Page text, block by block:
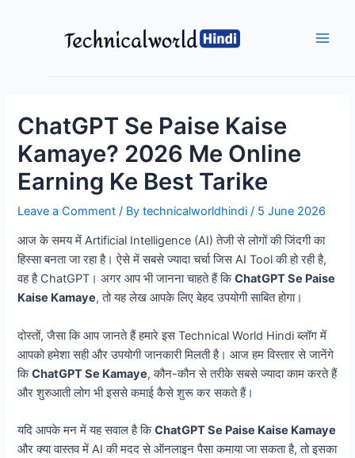
ChatGPT Se Paise Kaise
Kamaye? 2026 Me Online
Earning Ke Best Tarike
Leave a Comment / Bytechnicalworldhindi/ 5 June 2026
आज के समय में Artificial Intelligence (AI) तेजी से लोगों की जिंदगी का
हिस्सा बनता जा रहा है। ऐसे में सबसे ज्यादा चर्चा जिस AI Tool की हो रही है,
वह है ChatGPT। अगर आप भी जानना चाहते हैं किChatGPT Se Paise
Kaise Kamaye, तो यह लेख आपके लिए बेहद उपयोगी साबित होगा।
दोस्तों, जैसा कि आप जानते हैं हमारे इस Technical World Hindi ब्लॉग में
आपको हमेशा सही और उपयोगी जानकारी मिलती है। आज हम विस्तार से जानेंगे
किChatGPT Se Kamaye, कौन-कौन से तरीके सबसे ज्यादा काम करते हैं
और शुरुआती लोग भी इससे कमाई कैसे शुरू कर सकते हैं।
यदि आपके मन में यह सवाल है किChatGPT Se Paise Kaise Kamaye
और क्या वास्तव में AI की मदद से ऑनलाइन पैसा कमाया जा सकता है, तो इसका